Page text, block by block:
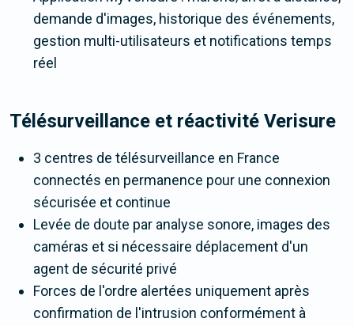
demande d'images, historique des événements,
gestion multi-utilisateurs et notifications temps
réel
Télésurveillance et réactivité Verisure
3 centres de télésurveillance en France
connectés en permanence pour une connexion
sécurisée et continue
Levée de doute par analyse sonore, images des
caméras et si nécessaire déplacement d'un
agent de sécurité privé
Forces de l'ordre alertées uniquement après
confirmation de l'intrusion conformément à